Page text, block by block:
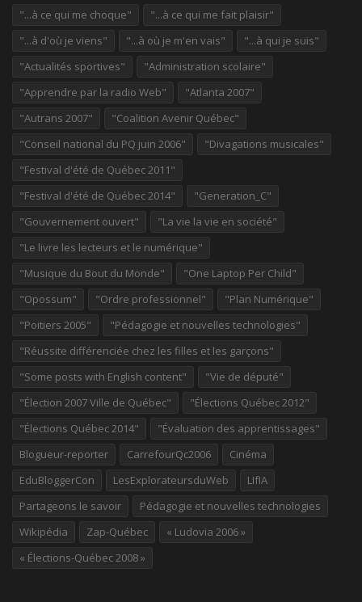
"...à ce qui me choque"
"...à ce qui me fait plaisir"
"...à d'où je viens"
"...à où je m'en vais"
"...à qui je suis"
"Actualités sportives"
"Administration scolaire"
"Apprendre par la radio Web"
"Atlanta 2007"
"Autrans 2007"
"Coalition Avenir Québec"
"Conseil national du PQ juin 2006"
"Divagations musicales"
"Festival d'été de Québec 2011"
"Festival d'été de Québec 2014"
"Generation_C"
"Gouvernement ouvert"
"La vie la vie en société"
"Le livre les lecteurs et le numérique"
"Musique du Bout du Monde"
"One Laptop Per Child"
"Opossum"
"Ordre professionnel"
"Plan Numérique"
"Poitiers 2005"
"Pédagogie et nouvelles technologies"
"Réussite différenciée chez les filles et les garçons"
"Some posts with English content"
"Vie de député"
"Élection 2007 Ville de Québec"
"Élections Québec 2012"
"Élections Québec 2014"
"Évaluation des apprentissages"
Blogueur-reporter
CarrefourQc2006
Cinéma
EduBloggerCon
LesExplorateursduWeb
LIfIA
Partageons le savoir
Pédagogie et nouvelles technologies
Wikipédia
Zap-Québec
« Ludovia 2006 »
« Élections-Québec 2008 »